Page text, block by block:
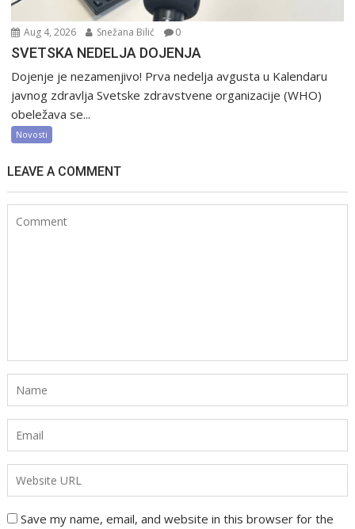
Aug 4, 2026 Snežana Bilić 0
SVETSKA NEDELJA DOJENJA
Dojenje je nezamenjivo! Prva nedelja avgusta u Kalendaru
javnog zdravlja Svetske zdravstvene organizacije (WHO)
obeležava se...
Novosti
LEAVE A COMMENT
Save my name, email, and website in this browser for the